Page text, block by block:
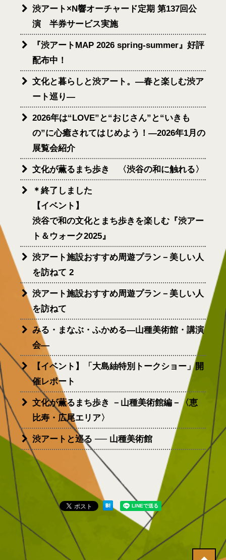
渋アート×N響オーチャード定期 第137回公
演 半券サービス実施
『渋アートMAP 2026 spring-summer』好評
配布中！
文化と暮らしと渋アート。―春と楽しむ渋ア
ート巡り―
2026年は“LOVE”と“おじさん”と“いきも
の”に心癒されてはじめよう！―2026年1月の
展覧会紹介
文化が薫るまち歩き 〈渋谷の和に触れる〉
＊終了しました
【イベント】
渋谷で和の文化とまち歩きを楽しむ『渋アー
ト＆ウォーク2025』
渋アート施設おすすめ周遊プラン－美しい人
を訪ねて 2
渋アート施設おすすめ周遊プラン－美しい人
を訪ねて
みる・まなぶ・ふかめる―山種美術館・講演
会―
【イベント】「大島紬特別トークショー」開
催レポート
文化が薫るまち歩き －山種美術館編－〈恵
比寿・広尾エリア〉
渋アートと巡る ── 山種美術館